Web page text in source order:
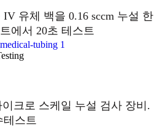
유체 백을 0.16 sccm 누설 한
에서 20초 테스트
크로 스케일 누설 검사 장비.
테스트